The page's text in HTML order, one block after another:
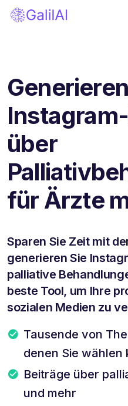
über
für Ärzte
Sparen Sie Zeit mit
generieren Sie
palliative
beste Tool, um Ihre
sozialen Medien zu
Tausende von
denen Sie wählen
Beiträge über
und mehr